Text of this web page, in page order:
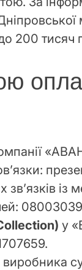
200 тисяч
зв’язків із
у
виробника